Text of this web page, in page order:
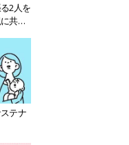
2人を
共感
テナ